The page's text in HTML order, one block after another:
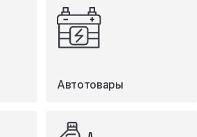
жидкости
Автотовары